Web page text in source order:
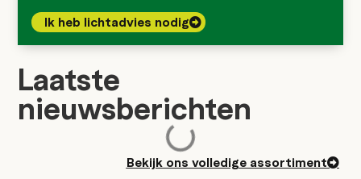
Ik heb lichtadvies nodig
Laatste
nieuwsberichten
Bekijk ons volledige assortiment